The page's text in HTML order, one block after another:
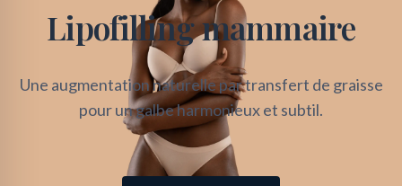
Lipofilling mammaire
Une augmentation naturelle par transfert de graisse
pour un galbe harmonieux et subtil.